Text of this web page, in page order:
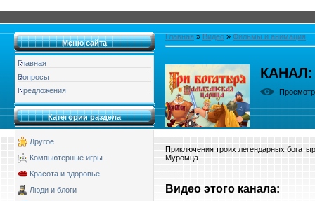
Меню сайта
Главная
Вопросы
Предложения
Категории раздела
Другое
Компьютерные игры
Красота и здоровье
Люди и блоги
Главная » Видео » Фильмы и анимация
Приключения троих легендарных
Муромца.
Видео этого канала: